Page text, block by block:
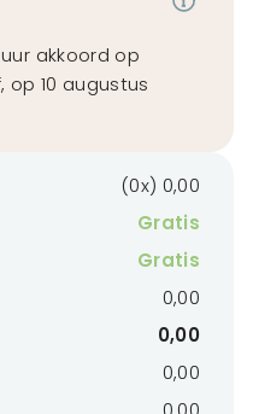
akkoord op
10 augustus
(0x) 0,00
Gratis
Gratis
0,00
0,00
0,00